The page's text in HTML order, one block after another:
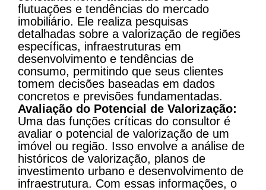
flutuações e tendências do mercado
imobiliário. Ele realiza pesquisas
detalhadas sobre a valorização de regiões
específicas, infraestruturas em
desenvolvimento e tendências de
consumo, permitindo que seus clientes
tomem decisões baseadas em dados
concretos e previsões fundamentadas​​.
Avaliação do Potencial de Valorização:
Uma das funções críticas do consultor é
avaliar o potencial de valorização de um
imóvel ou região. Isso envolve a análise de
históricos de valorização, planos de
investimento urbano e desenvolvimento de
infraestrutura. Com essas informações, o